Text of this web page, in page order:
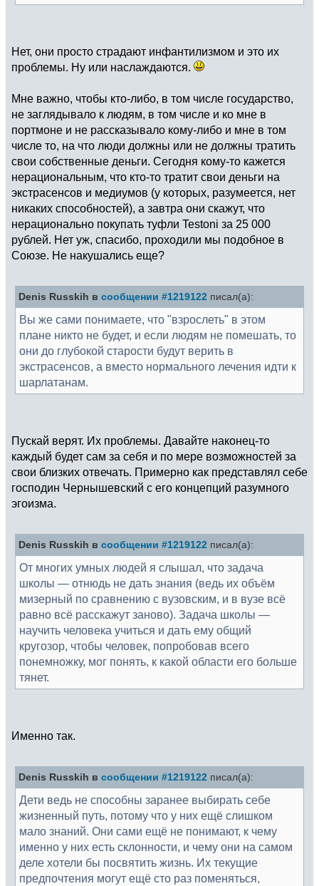
Нет, они просто страдают инфантилизмом и это их
проблемы. Ну или наслаждаются.
Мне важно, чтобы кто-либо, в том числе государство,
не заглядывало к людям, в том числе и ко мне в
портмоне и не рассказывало кому-либо и мне в том
числе то, на что люди должны или не должны тратить
свои собственные деньги. Сегодня кому-то кажется
нерациональным, что кто-то тратит свои деньги на
экстрасенсов и медиумов (у которых, разумеется, нет
никаких способностей), а завтра они скажут, что
нерационально покупать туфли Testoni за 25 000
рублей. Нет уж, спасибо, проходили мы подобное в
Союзе. Не накушались еще?
Denis Russkih в сообщении #1219122 писал(а):
Вы же сами понимаете, что "взрослеть" в этом
плане никто не будет, и если людям не помешать, то
они до глубокой старости будут верить в
экстрасенсов, а вместо нормального лечения идти к
шарлатанам.
Пускай верят. Их проблемы. Давайте наконец-то
каждый будет сам за себя и по мере возможностей за
свои близких отвечать. Примерно как представлял себе
господин Чернышевский с его концепций разумного
эгоизма.
Denis Russkih в сообщении #1219122 писал(а):
От многих умных людей я слышал, что задача
школы — отнюдь не дать знания (ведь их объём
мизерный по сравнению с вузовским, и в вузе всё
равно всё расскажут заново). Задача школы —
научить человека учиться и дать ему общий
кругозор, чтобы человек, попробовав всего
понемножку, мог понять, к какой области его больше
тянет.
Именно так.
Denis Russkih в сообщении #1219122 писал(а):
Дети ведь не способны заранее выбирать себе
жизненный путь, потому что у них ещё слишком
мало знаний. Они сами ещё не понимают, к чему
именно у них есть склонности, и чему они на самом
деле хотели бы посвятить жизнь. Их текущие
предпочтения могут ещё сто раз поменяться,